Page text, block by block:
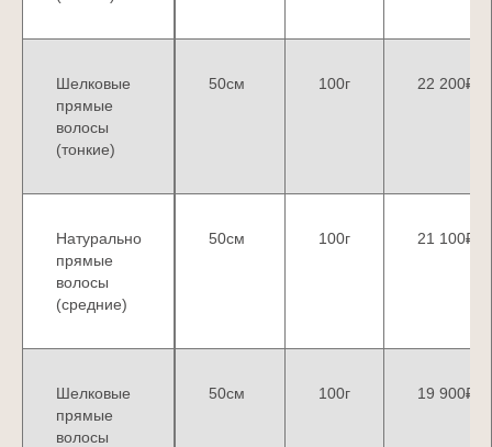
Шелковые
прямые
волосы
(тонкие)
50см 100г 22 200₽
Натурально
прямые
волосы
(средние)
50см 100г 21 100₽
Шелковые
прямые
волосы
50см 100г 19 900₽
— Кусачки для капсул — 1 100 ₽
— Премиальный кошелёк — 500 ₽ —
Зажимы (2 шт.) — 150 ₽
Стоимость такого набора
составляет:
красоты с выгодой 44 860 ₽